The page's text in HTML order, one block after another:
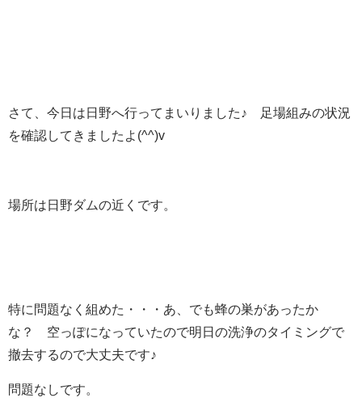
さて、今日は日野へ行ってまいりました♪ 足場組みの状況
を確認してきましたよ(^^)v
場所は日野ダムの近くです。
特に問題なく組めた・・・あ、でも蜂の巣があったか
な？ 空っぽになっていたので明日の洗浄のタイミングで
撤去するので大丈夫です♪
問題なしです。